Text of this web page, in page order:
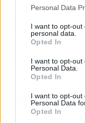
Personal Data
I want to opt-
personal data.
Opted In
I want to opt-out
Personal Data.
Opted In
I want to opt-
Personal Data
Opted In
🧠 Para
La tortilla poco
para la
Leiva e Iván
concierto del fin